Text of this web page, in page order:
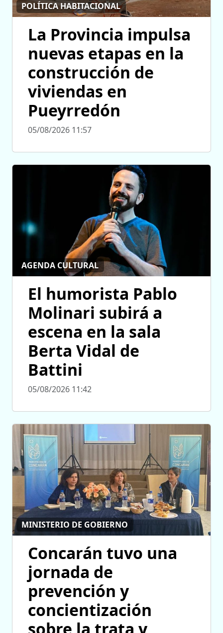
POLÍTICA HABITACIONAL
La Provincia impulsa
nuevas etapas en la
construcción de
viviendas en
Pueyrredón
05/08/2026 11:57
AGENDA CULTURAL
El humorista Pablo
Molinari subirá a
escena en la sala
Berta Vidal de
Battini
05/08/2026 11:42
MINISTERIO DE GOBIERNO
Concarán tuvo una
jornada de
prevención y
concientización
sobre la trata y